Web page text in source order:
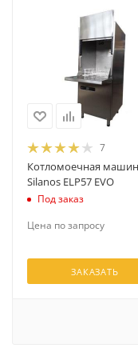
7
Котломоечная
Silanos ELP57 EVO
Под заказ
Цена по запросу
ЗАКАЗАТЬ